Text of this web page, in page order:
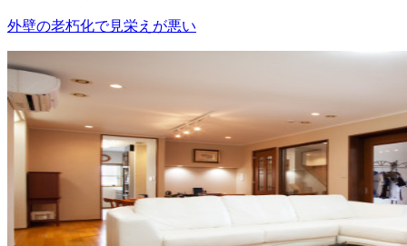
外壁の老朽化で見栄えが悪い